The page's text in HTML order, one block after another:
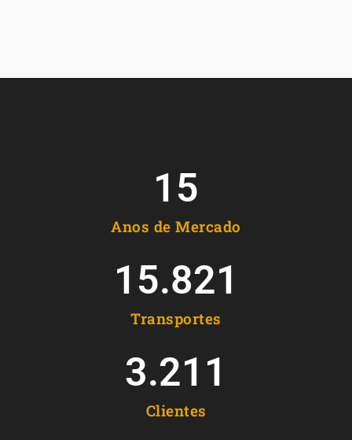
Anos de Mercado
15
Transportes
15.821
Clientes
3.211